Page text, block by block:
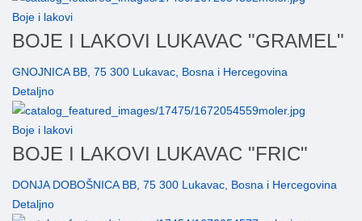
Boje i lakovi
BOJE I LAKOVI LUKAVAC "GRAMEL"
GNOJNICA BB, 75 300 Lukavac, Bosna i Hercegovina
Detaljno
Boje i lakovi
BOJE I LAKOVI LUKAVAC "FRIC"
DONJA DOBOŠNICA BB, 75 300 Lukavac, Bosna i Hercegovina
Detaljno